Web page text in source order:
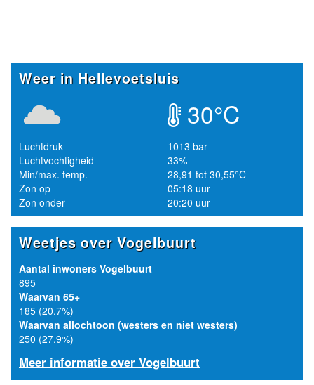
Weer in Hellevoetsluis
30°C
Luchtdruk
1013 bar
Luchtvochtigheid
33%
Min/max. temp.
28,91 tot 30,55°C
Zon op
05:18 uur
Zon onder
20:20 uur
Weetjes over Vogelbuurt
Aantal inwoners Vogelbuurt
895
Waarvan 65+
185 (20.7%)
Waarvan allochtoon (westers en niet westers)
250 (27.9%)
Meer informatie over Vogelbuurt